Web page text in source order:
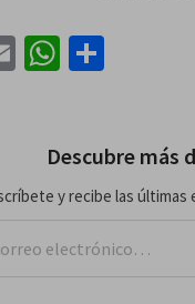
EmailWhatsApp
Descubre más
y recibe las